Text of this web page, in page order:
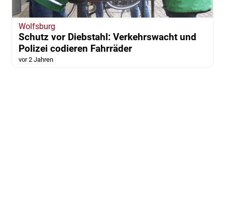
Wolfsburg
Schutz vor Diebstahl: Verkehrswacht und
Polizei codieren Fahrräder
vor 2 Jahren